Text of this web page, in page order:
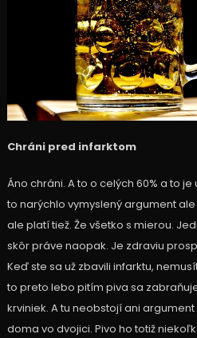
Chráni pred infarktom
Áno chráni. A to o celých 60% a to
to narýchlo vymyslený argument
ale platí tiež. Že všetko s mierou.
skôr práve naopak. Je zdraviu
Keď ste sa už zbavili infarktu,
to preto lebo pitím piva sa
krviniek. A tu neobstojí ani
doma vo dvojici. Pivo ho totiž